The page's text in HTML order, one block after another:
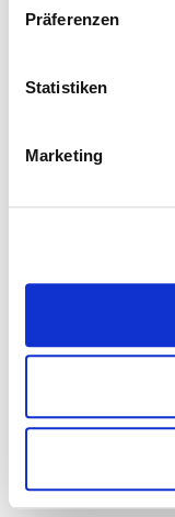
Präferenzen
Statistiken
Marketing